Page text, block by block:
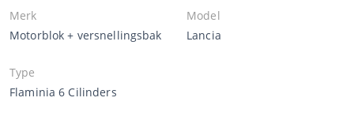
Merk
Motorblok + versnellingsbak
Model
Lancia
Type
Flaminia 6 Cilinders